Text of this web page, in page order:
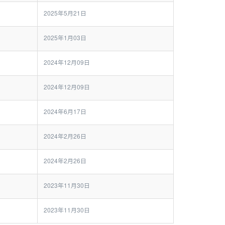
2025年5月21日
2025年1月03日
2024年12月09日
2024年12月09日
2024年6月17日
2024年2月26日
2024年2月26日
2023年11月30日
2023年11月30日